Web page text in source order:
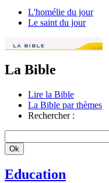
L'homélie du jour
Le saint du jour
La Bible
Lire la Bible
La Bible par thèmes
Rechercher :
Education